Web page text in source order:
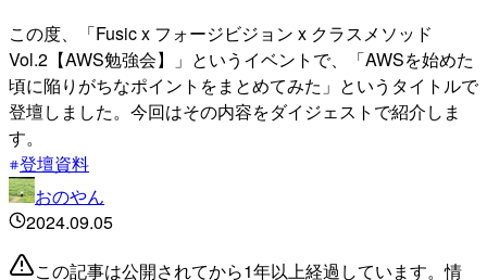
この度、「Fusic x フォージビジョン x クラスメソッド
Vol.2【AWS勉強会】」というイベントで、「AWSを始めた
頃に陥りがちなポイントをまとめてみた」というタイトルで
登壇しました。今回はその内容をダイジェストで紹介しま
す。
登壇資料
おのやん
2024.09.05
この記事は公開されてから1年以上経過しています。情